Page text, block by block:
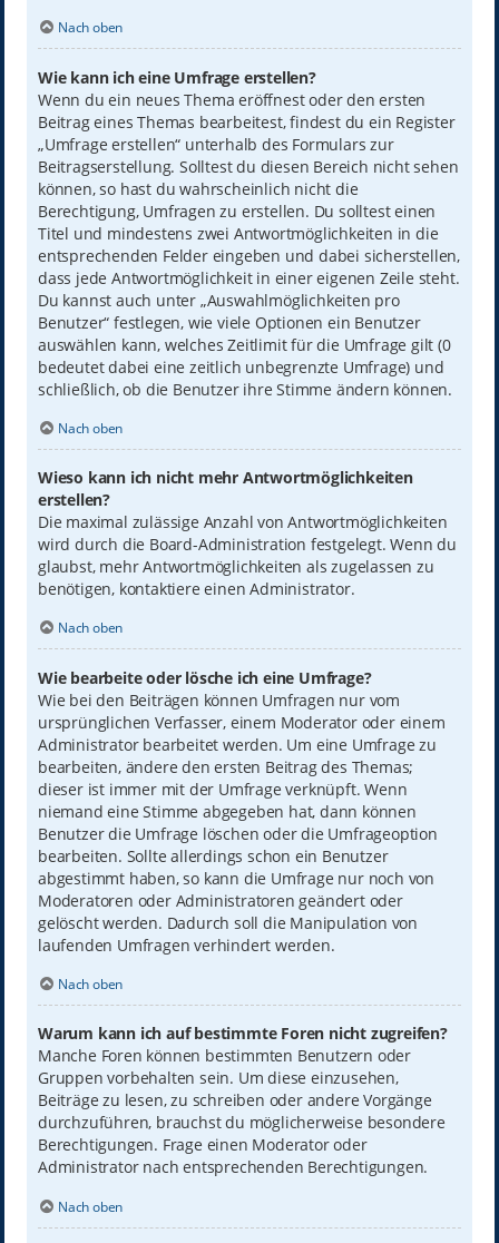
Nach oben
Wie kann ich eine Umfrage erstellen?
Wenn du ein neues Thema eröffnest oder den ersten
Beitrag eines Themas bearbeitest, findest du ein Register
„Umfrage erstellen“ unterhalb des Formulars zur
Beitragserstellung. Solltest du diesen Bereich nicht sehen
können, so hast du wahrscheinlich nicht die
Berechtigung, Umfragen zu erstellen. Du solltest einen
Titel und mindestens zwei Antwortmöglichkeiten in die
entsprechenden Felder eingeben und dabei sicherstellen,
dass jede Antwortmöglichkeit in einer eigenen Zeile steht.
Du kannst auch unter „Auswahlmöglichkeiten pro
Benutzer“ festlegen, wie viele Optionen ein Benutzer
auswählen kann, welches Zeitlimit für die Umfrage gilt (0
bedeutet dabei eine zeitlich unbegrenzte Umfrage) und
schließlich, ob die Benutzer ihre Stimme ändern können.
Nach oben
Wieso kann ich nicht mehr Antwortmöglichkeiten
erstellen?
Die maximal zulässige Anzahl von Antwortmöglichkeiten
wird durch die Board-Administration festgelegt. Wenn du
glaubst, mehr Antwortmöglichkeiten als zugelassen zu
benötigen, kontaktiere einen Administrator.
Nach oben
Wie bearbeite oder lösche ich eine Umfrage?
Wie bei den Beiträgen können Umfragen nur vom
ursprünglichen Verfasser, einem Moderator oder einem
Administrator bearbeitet werden. Um eine Umfrage zu
bearbeiten, ändere den ersten Beitrag des Themas;
dieser ist immer mit der Umfrage verknüpft. Wenn
niemand eine Stimme abgegeben hat, dann können
Benutzer die Umfrage löschen oder die Umfrageoption
bearbeiten. Sollte allerdings schon ein Benutzer
abgestimmt haben, so kann die Umfrage nur noch von
Moderatoren oder Administratoren geändert oder
gelöscht werden. Dadurch soll die Manipulation von
laufenden Umfragen verhindert werden.
Nach oben
Warum kann ich auf bestimmte Foren nicht zugreifen?
Manche Foren können bestimmten Benutzern oder
Gruppen vorbehalten sein. Um diese einzusehen,
Beiträge zu lesen, zu schreiben oder andere Vorgänge
durchzuführen, brauchst du möglicherweise besondere
Berechtigungen. Frage einen Moderator oder
Administrator nach entsprechenden Berechtigungen.
Nach oben